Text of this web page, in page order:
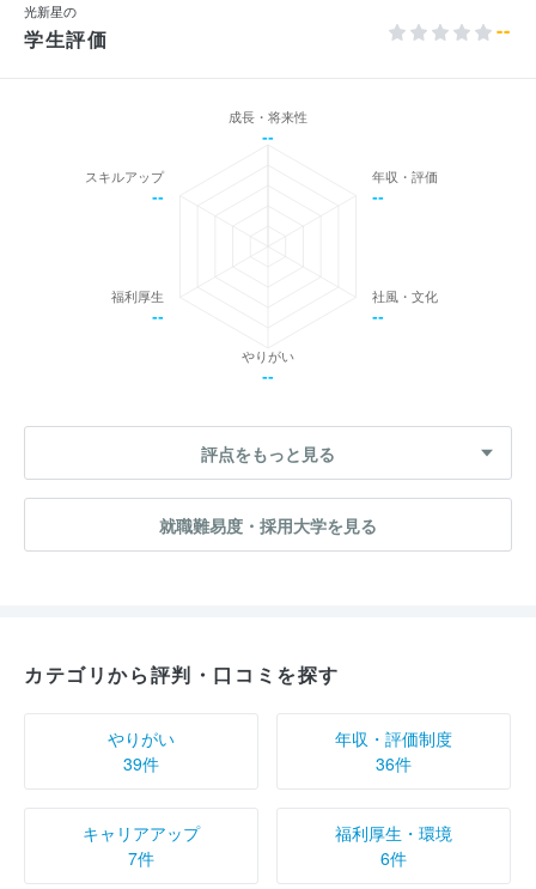
光新星の
学生評価 --
成長・将来性
--
年収・評価
--
社風・文化
--
やりがい
--
福利厚生
--
スキルアップ
--
評点をもっと見る
就職難易度・採用大学を見る
カテゴリから評判・口コミを探す
やりがい
39件
年収・評価制度
36件
キャリアアップ
7件
福利厚生・環境
6件